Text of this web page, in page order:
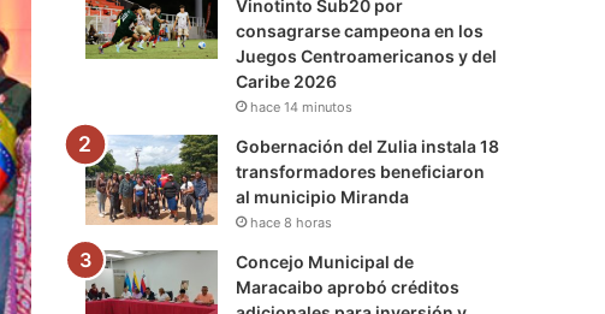
m
Vinotinto Sub20 por
consagrarse campeona en los
Juegos Centroamericanos y del
Caribe 2026
hace 14 minutos
Gobernación del Zulia instala 18
transformadores beneficiaron
al municipio Miranda
hace 8 horas
Concejo Municipal de
Maracaibo aprobó créditos